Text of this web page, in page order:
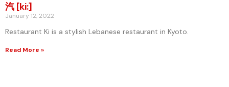
汽 [ki:]
January 12, 2022
Restaurant Ki is a stylish Lebanese restaurant in Kyoto.
Read More »